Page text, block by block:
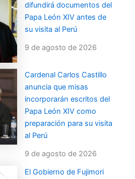
difundirá documentos del
Papa León XIV antes de
su visita al Perú
9 de agosto de 2026
Cardenal Carlos Castillo
anuncia que misas
incorporarán escritos del
Papa León XIV como
preparación para su visita
al Perú
9 de agosto de 2026
El Gobierno de Fujimori